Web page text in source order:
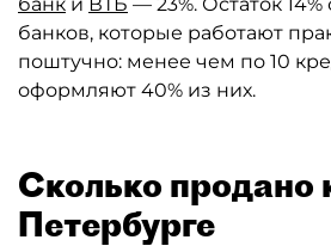
банков, которые работают
поштучно: менее чем по 10
оформляют 40% из них.
Сколько продано
Петербурге